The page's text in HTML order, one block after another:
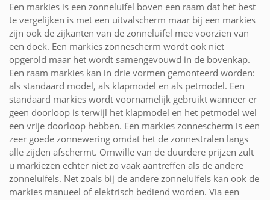
Een markies is een zonneluifel boven een raam dat het best
te vergelijken is met een uitvalscherm maar bij een markies
zijn ook de zijkanten van de zonneluifel mee voorzien van
een doek. Een markies zonnescherm wordt ook niet
opgerold maar het wordt samengevouwd in de bovenkap.
Een raam markies kan in drie vormen gemonteerd worden:
als standaard model, als klapmodel en als petmodel. Een
standaard markies wordt voornamelijk gebruikt wanneer er
geen doorloop is terwijl het klapmodel en het petmodel wel
een vrije doorloop hebben. Een markies zonnescherm is een
zeer goede zonnewering omdat het de zonnestralen langs
alle zijden afschermt. Omwille van de duurdere prijzen zult
u markiezen echter niet zo vaak aantreffen als de andere
zonneluifels. Net zoals bij de andere zonneluifels kan ook de
markies manueel of elektrisch bediend worden. Via een